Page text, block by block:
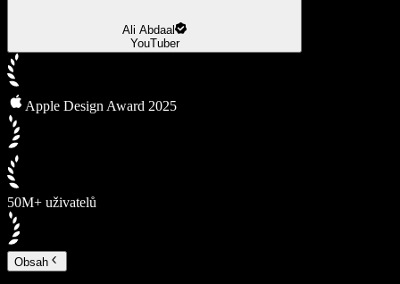
Ali Abdaal
YouTuber
Apple Design Award 2025
50M+ uživatelů
Obsah